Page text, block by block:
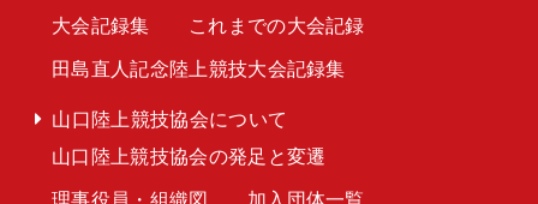
大会記録集
これまでの大会記録
田島直人記念陸上競技大会記録集
山口陸上競技協会について
山口陸上競技協会の発足と変遷
理事役員・組織図 加入団体一覧